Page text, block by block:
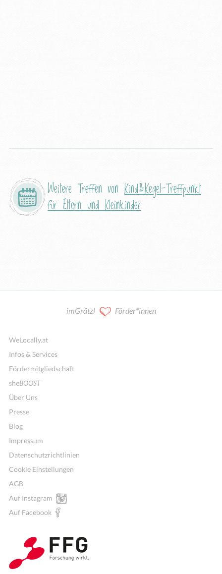
Weitere Treffen von Kind&Kegel-Treffpunkt
für Eltern und Kleinkinder
imGrätzl Förder*innen
WeLocally.at
Infos & Services
Fördermitgliedschaft
sheBOOST
Über Uns
Presse
Blog
Impressum
Datenschutzrichtlinien
Cookie Einstellungen
AGB
Auf Instagram
Auf Facebook